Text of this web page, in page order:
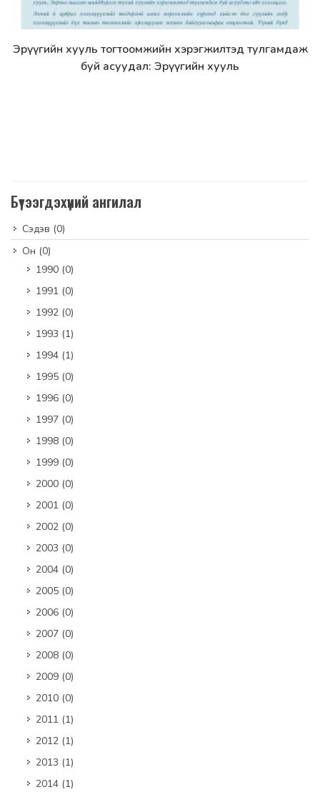
Дэлгэрэнгүй
Эрүүгийн хууль тогтоомжийн хэрэгжилтэд тулгамдаж
буй асуудал: Эрүүгийн хууль
Бүтээгдэхүүний ангилал
Сэдэв (0)
Он (0)
1990 (0)
1991 (0)
1992 (0)
1993 (1)
1994 (1)
1995 (0)
1996 (0)
1997 (0)
1998 (0)
1999 (0)
2000 (0)
2001 (0)
2002 (0)
2003 (0)
2004 (0)
2005 (0)
2006 (0)
2007 (0)
2008 (0)
2009 (0)
2010 (0)
2011 (1)
2012 (1)
2013 (1)
2014 (1)